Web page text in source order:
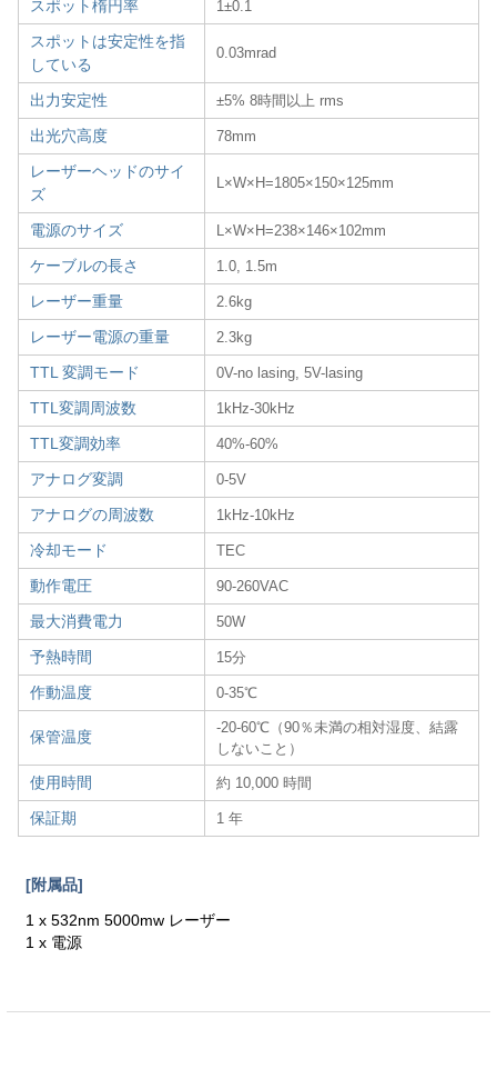
スポット楕円率 1±0.1
スポットは安定性を指
している
0.03mrad
出力安定性 ±5% 8時間以上 rms
出光穴高度 78mm
レーザーヘッドのサイ
ズ
L×W×H=1805×150×125mm
電源のサイズ L×W×H=238×146×102mm
ケーブルの長さ 1.0, 1.5m
レーザー重量 2.6kg
レーザー電源の重量 2.3kg
TTL 変調モード 0V-no lasing, 5V-lasing
TTL変調周波数 1kHz-30kHz
TTL変調効率 40%-60%
アナログ変調 0-5V
アナログの周波数 1kHz-10kHz
冷却モード TEC
動作電圧 90-260VAC
最大消費電力 50W
予熱時間 15分
作動温度 0-35℃
保管温度
-20-60℃（90％未満の相対湿度、結露
しないこと）
使用時間 約 10,000 時間
保証期 1 年
[附属品]
1 x 532nm 5000mw レーザー
1 x 電源